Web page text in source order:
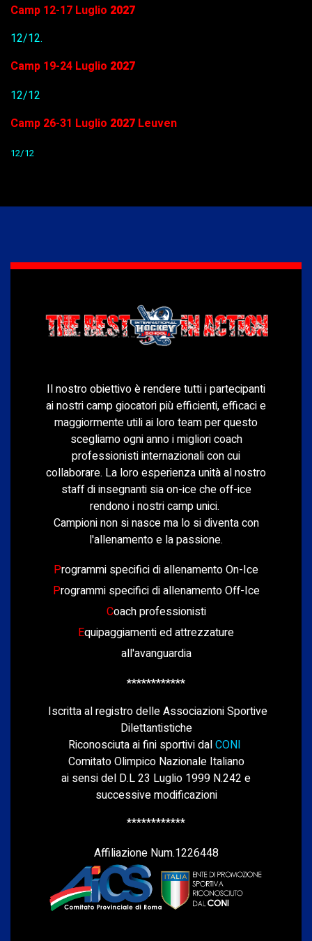
Camp 12-17 Luglio 2027
12/12.
Camp 19-24 Luglio 2027
12/12
Camp 26-31 Luglio 2027 Leuven
12/12
Il nostro obiettivo è rendere tutti i partecipanti
ai nostri camp giocatori più efficienti, efficaci e
maggiormente utili ai loro team per questo
scegliamo ogni anno i migliori coach
professionisti internazionali con cui
collaborare. La loro esperienza unità al nostro
staff di insegnanti sia on-ice che off-ice
rendono i nostri camp unici.
Campioni non si nasce ma lo si diventa con
l'allenamento e la passione.
Programmi specifici di allenamento On-Ice
Programmi specifici di allenamento Off-Ice
Coach professionisti
Equipaggiamenti ed attrezzature
all'avanguardia
************
Iscritta al registro delle Associazioni Sportive
Dilettantistiche
Riconosciuta ai fini sportivi dalCONI
Comitato Olimpico Nazionale Italiano
ai sensi del D.L 23 Luglio 1999 N.242 e
successive modificazioni
************
Affiliazione Num.1226448